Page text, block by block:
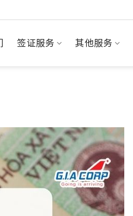
签证服务 其他服务